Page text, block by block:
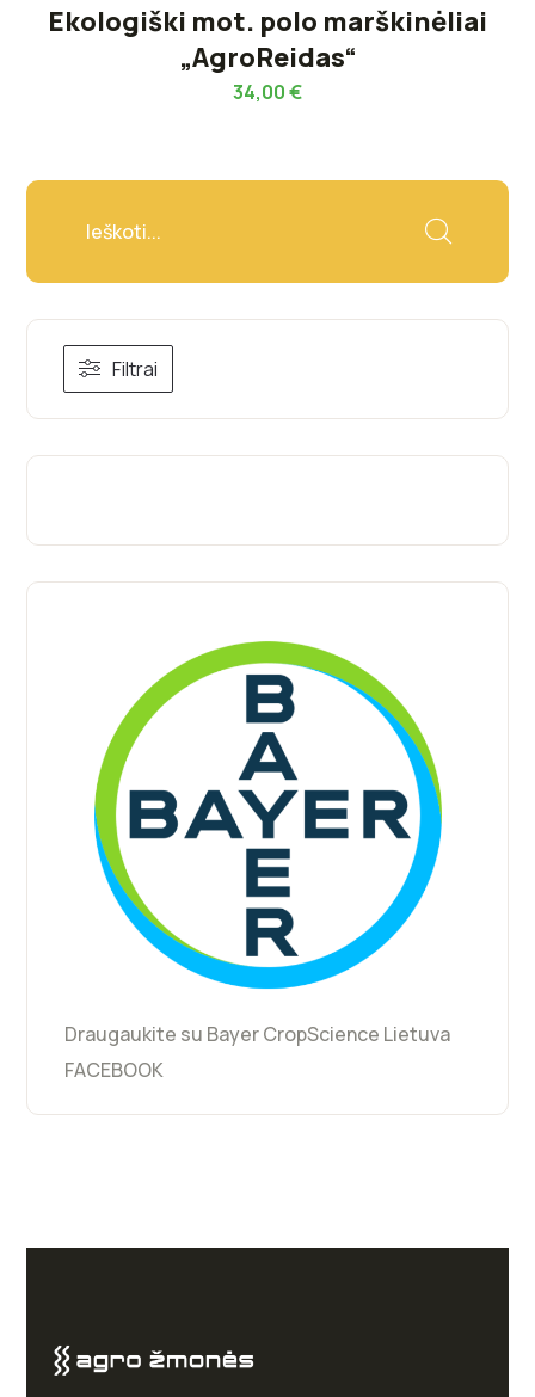
Ekologiški mot. polo marškinėliai
„AgroReidas“
34,00€
Filtrai
Draugaukite su Bayer CropScience Lietuva
FACEBOOK